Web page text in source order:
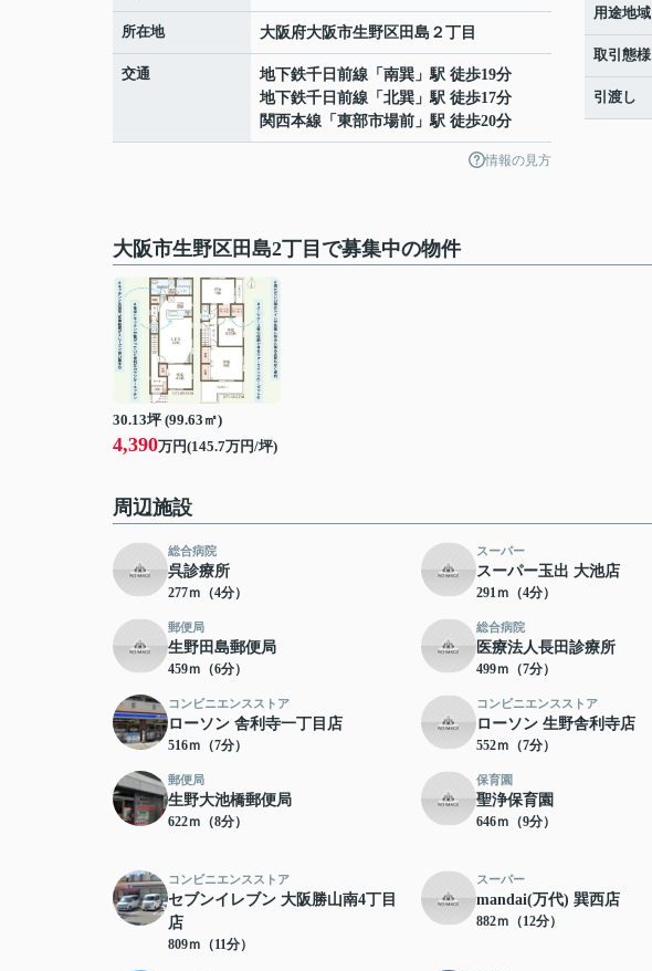
所在地 大阪府大阪市生野区田島 ２丁目
交通 地下鉄千日前線 「 南巽 」駅 徒歩19分
地下鉄千日前線 「 北巽 」駅 徒歩17分
関西本線 「 東部市場前 」駅 徒歩20分
情報の見方
用途地域
取引態様
引渡し
大阪市生野区田島2丁目で募集中の物件
30.13坪 (99.63㎡)
4,390万円(145.7万円/坪)
周辺施設
総合病院
呉診療所
277ｍ（4分）
スーパー
スーパー玉出 大池店
291ｍ（4分）
郵便局
生野田島郵便局
459ｍ（6分）
総合病院
医療法人長田診療所
499ｍ（7分）
コンビニエンスストア
ローソン 舎利寺一丁目店
516ｍ（7分）
コンビニエンスストア
ローソン 生野舎利寺店
552ｍ（7分）
郵便局
生野大池橋郵便局
622ｍ（8分）
保育園
聖浄保育園
646ｍ（9分）
コンビニエンスストア
セブンイレブン 大阪勝山南4丁目
店
809ｍ（11分）
スーパー
mandai(万代) 巽西店
882ｍ（12分）